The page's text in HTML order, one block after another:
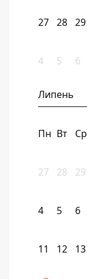
27 28 29
4 5 6
Липень
Пн Вт Ср
27 28 29
4 5 6
11 12 13